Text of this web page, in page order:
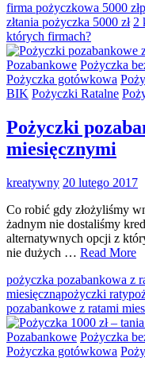
firma pożyczkowa 5000 zł
złtania pożyczka 5000 zł 2
których firmach?
Pozabankowe Pożyczka
Pożyczka gotówkowa
BIK Pożyczki Ratalne
Pożyczki
miesięcznymi
kreatywny 20 lutego 2017
Co robić gdy złożyliśmy
żadnym nie dostaliśmy
alternatywnych opcji z
nie dużych … Read More
pożyczka pozabankowa z
miesięcznąpożyczki raty
pozabankowe z ratami
Pozabankowe Pożyczka
Pożyczka gotówkowa